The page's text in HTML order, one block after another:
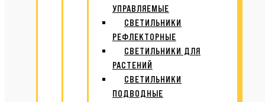
УПРАВЛЯЕМЫЕ
СВЕТИЛЬНИКИ
РЕФЛЕКТОРНЫЕ
СВЕТИЛЬНИКИ ДЛЯ
РАСТЕНИЙ
СВЕТИЛЬНИКИ
ПОДВОДНЫЕ